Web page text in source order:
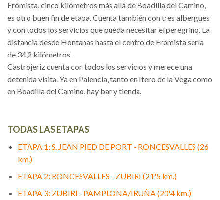
Frómista, cinco kilómetros más allá de Boadilla del Camino,
es otro buen fin de etapa. Cuenta también con tres albergues
y con todos los servicios que pueda necesitar el peregrino. La
distancia desde Hontanas hasta el centro de Frómista sería
de 34,2 kilómetros.
Castrojeriz cuenta con todos los servicios y merece una
detenida visita. Ya en Palencia, tanto en Itero de la Vega como
en Boadilla del Camino, hay bar y tienda.
TODAS LAS ETAPAS
ETAPA 1: S. JEAN PIED DE PORT - RONCESVALLES (26
km.)
ETAPA 2: RONCESVALLES - ZUBIRI (21'5 km.)
ETAPA 3: ZUBIRI - PAMPLONA/IRUÑA (20'4 km.)